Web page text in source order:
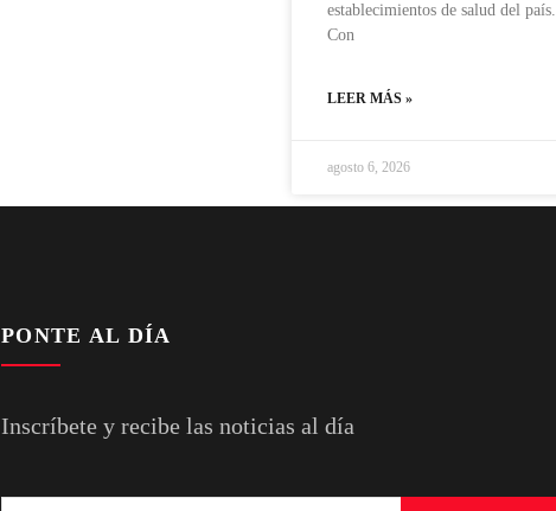
establecimientos de salud del país.
Con
LEER MÁS »
agosto 6, 2026
PONTE AL DÍA
Inscríbete y recibe las noticias al día